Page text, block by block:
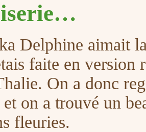
Delphine aimait
faite en version
On a donc
on a trouvé un
fleuries.